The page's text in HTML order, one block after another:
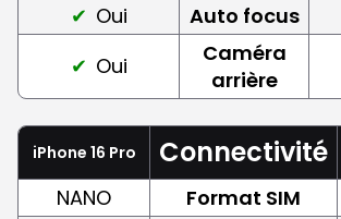
Oui
Auto focus
Oui
Caméra
arrière
iPhone 16 Pro Connectivité
NANO Format SIM